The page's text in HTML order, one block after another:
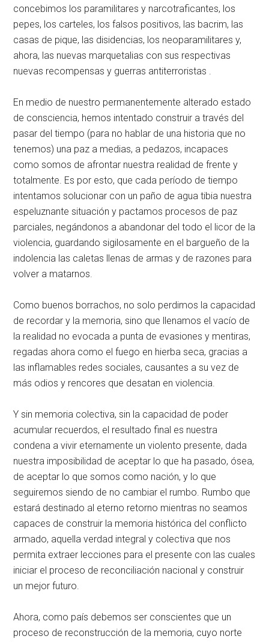
concebimos los paramilitares y narcotraficantes, los
pepes, los carteles, los falsos positivos, las bacrim, las
casas de pique, las disidencias, los neoparamilitares y,
ahora, las nuevas marquetalias con sus respectivas
nuevas recompensas y guerras antiterroristas .
En medio de nuestro permanentemente alterado estado
de consciencia, hemos intentado construir a través del
pasar del tiempo (para no hablar de una historia que no
tenemos) una paz a medias, a pedazos, incapaces
como somos de afrontar nuestra realidad de frente y
totalmente. Es por esto, que cada período de tiempo
intentamos solucionar con un paño de agua tibia nuestra
espeluznante situación y pactamos procesos de paz
parciales, negándonos a abandonar del todo el licor de la
violencia, guardando sigilosamente en el bargueño de la
indolencia las caletas llenas de armas y de razones para
volver a matarnos.
Como buenos borrachos, no solo perdimos la capacidad
de recordar y la memoria, sino que llenamos el vacío de
la realidad no evocada a punta de evasiones y mentiras,
regadas ahora como el fuego en hierba seca, gracias a
las inflamables redes sociales, causantes a su vez de
más odios y rencores que desatan en violencia.
Y sin memoria colectiva, sin la capacidad de poder
acumular recuerdos, el resultado final es nuestra
condena a vivir eternamente un violento presente, dada
nuestra imposibilidad de aceptar lo que ha pasado, ósea,
de aceptar lo que somos como nación, y lo que
seguiremos siendo de no cambiar el rumbo. Rumbo que
estará destinado al eterno retorno mientras no seamos
capaces de construir la memoria histórica del conflicto
armado, aquella verdad integral y colectiva que nos
permita extraer lecciones para el presente con las cuales
iniciar el proceso de reconciliación nacional y construir
un mejor futuro.
Ahora, como país debemos ser conscientes que un
proceso de reconstrucción de la memoria, cuyo norte